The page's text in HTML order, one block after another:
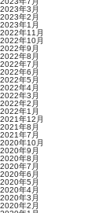
2023年3月
2023年2月
2023年1月
2022年11月
2022年10月
2022年9月
2022年8月
2022年7月
2022年6月
2022年5月
2022年4月
2022年3月
2022年2月
2022年1月
2021年12月
2021年8月
2021年7月
2020年10月
2020年9月
2020年8月
2020年7月
2020年6月
2020年5月
2020年4月
2020年3月
2020年2月